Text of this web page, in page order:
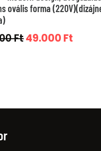
ovális forma
FtOriginal
49.000 Ft